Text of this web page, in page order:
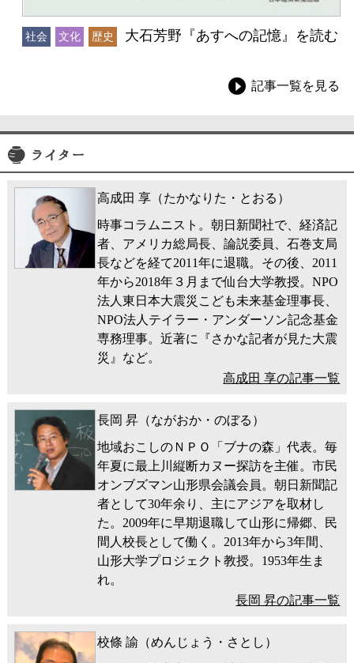
社会 文化 歴史 大石芳野『あすへの記憶』を読む
記事一覧を見る
ライター
高成田 享（たかなりた・とおる）
時事コラムニスト。朝日新聞社で、経済記
者、アメリカ総局長、論説委員、石巻支局
長などを経て2011年に退職。その後、2011
年から2018年３月まで仙台大学教授。NPO
法人東日本大震災こども未来基金理事長、
NPO法人テイラー・アンダーソン記念基金
専務理事。近著に『さかな記者が見た大震
災』など。
高成田 享の記事一覧
長岡 昇（ながおか・のぼる）
地域おこしのＮＰＯ「ブナの森」代表。毎
年夏に最上川縦断カヌー探訪を主催。市民
オンブズマン山形県会議会員。朝日新聞記
者として30年余り、主にアジアを取材し
た。2009年に早期退職して山形に帰郷、民
間人校長として働く。2013年から3年間、
山形大学プロジェクト教授。1953年生ま
れ。
長岡 昇の記事一覧
校條 諭（めんじょう・さとし）